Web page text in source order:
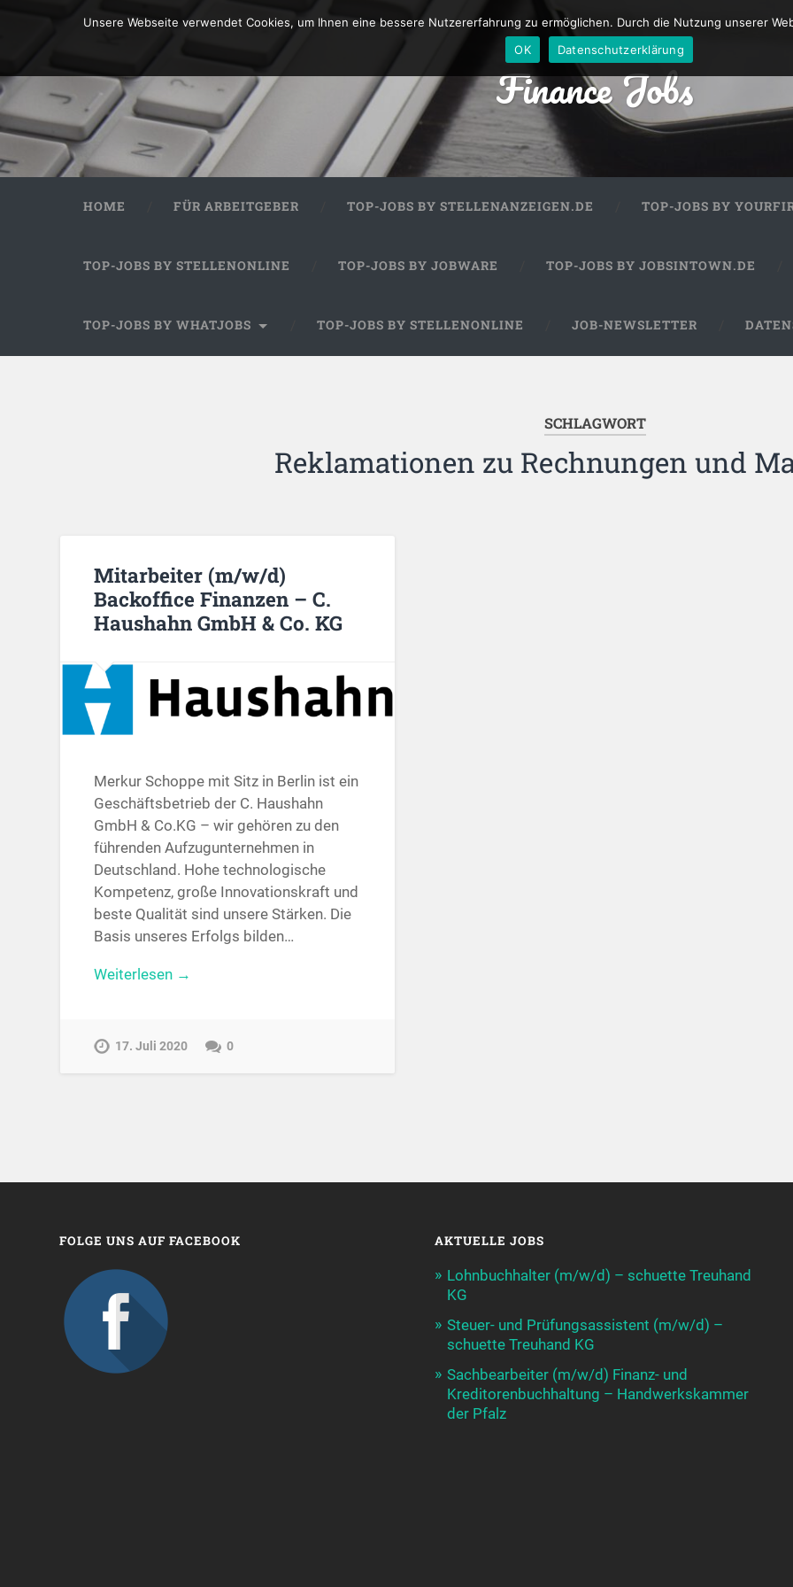
Finance Jobs
HOME FÜR ARBEITGEBER TOP-JOBS BY STELLENANZEIGEN.DE TOP-JOBS BY
TOP-JOBS BY STELLENONLINE TOP-JOBS BY JOBWARE TOP-JOBS BY JOBSINTOWN.DE
TOP-JOBS BY WHATJOBS TOP-JOBS BY STELLENONLINE JOB-NEWSLETTER
SCHLAGWORT
Reklamationen zu Rechnungen und
Mitarbeiter (m/w/d)
Backoffice Finanzen – C.
Haushahn GmbH & Co. KG
Merkur Schoppe mit Sitz in Berlin ist ein
Geschäftsbetrieb der C. Haushahn
GmbH & Co.KG – wir gehören zu den
führenden Aufzugunternehmen in
Deutschland. Hohe technologische
Kompetenz, große Innovationskraft und
beste Qualität sind unsere Stärken. Die
Basis unseres Erfolgs bilden…
Weiterlesen →
17. Juli 2020 0
FOLGE UNS AUF FACEBOOK AKTUELLE JOBS
Lohnbuchhalter (m/w/d) – schuette Treuhand
KG
Steuer- und Prüfungsassistent (m/w/d) –
schuette Treuhand KG
Sachbearbeiter (m/w/d) Finanz- und
Kreditorenbuchhaltung – Handwerkskammer
der Pfalz
Unsere Webseite verwendet Cookies, um Ihnen eine bessere Nutzererfahrung zu ermöglichen. Durch die Nutzung unserer
OK
Datenschutzerklärung